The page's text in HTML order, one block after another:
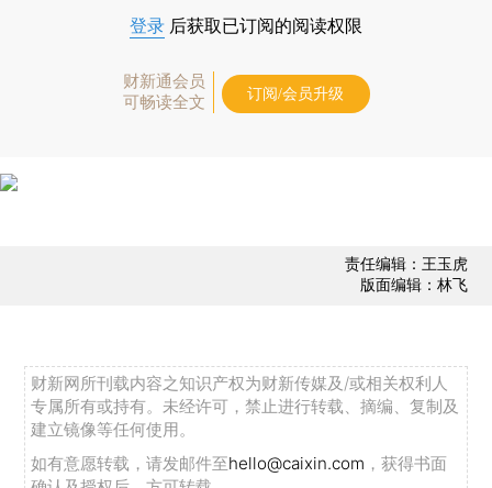
登录 后获取已订阅的阅读权限
财新通会员
可畅读全文
订阅/会员升级
责任编辑：王玉虎
版面编辑：林飞
财新网所刊载内容之知识产权为财新传媒及/或相关权利人
专属所有或持有。未经许可，禁止进行转载、摘编、复制及
建立镜像等任何使用。
如有意愿转载，请发邮件至hello@caixin.com ，获得书面